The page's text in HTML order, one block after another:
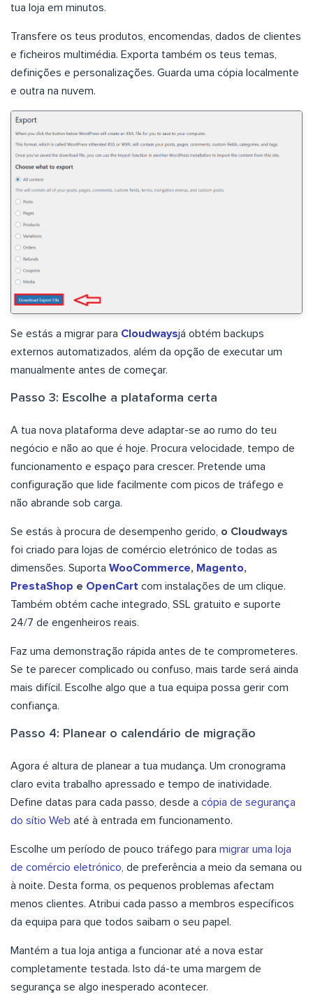
tua loja em minutos.
Transfere os teus produtos, encomendas, dados de clientes
e ficheiros multimédia. Exporta também os teus temas,
definições e personalizações. Guarda uma cópia localmente
e outra na nuvem.
Se estás a migrar para Cloudwaysjá obtém backups
externos automatizados, além da opção de executar um
manualmente antes de começar.
Passo 3: Escolhe a plataforma certa
A tua nova plataforma deve adaptar-se ao rumo do teu
negócio e não ao que é hoje. Procura velocidade, tempo de
funcionamento e espaço para crescer. Pretende uma
configuração que lide facilmente com picos de tráfego e
não abrande sob carga.
Se estás à procura de desempenho gerido, o Cloudways
foi criado para lojas de comércio eletrónico de todas as
dimensões. Suporta WooCommerce, Magento,
PrestaShop e OpenCart com instalações de um clique.
Também obtém cache integrado, SSL gratuito e suporte
24/7 de engenheiros reais.
Faz uma demonstração rápida antes de te comprometeres.
Se te parecer complicado ou confuso, mais tarde será ainda
mais difícil. Escolhe algo que a tua equipa possa gerir com
confiança.
Passo 4: Planear o calendário de migração
Agora é altura de planear a tua mudança. Um cronograma
claro evita trabalho apressado e tempo de inatividade.
Define datas para cada passo, desde a cópia de segurança
do sítio Web até à entrada em funcionamento.
Escolhe um período de pouco tráfego para migrar uma loja
de comércio eletrónico , de preferência a meio da semana ou
à noite. Desta forma, os pequenos problemas afectam
menos clientes. Atribui cada passo a membros específicos
da equipa para que todos saibam o seu papel.
Mantém a tua loja antiga a funcionar até a nova estar
completamente testada. Isto dá-te uma margem de
segurança se algo inesperado acontecer.